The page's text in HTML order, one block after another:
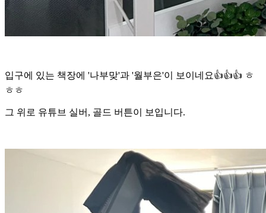
입구에 있는 책장에 '나부맞'과 '월부은'이 보이네요👍👍👍 ㅎ
ㅎㅎ
그 위로 유튜브 실버, 골드 버튼이 보입니다.